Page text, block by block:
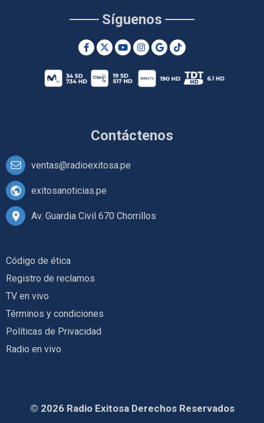
Contáctenos
ventas@radioexitosa.pe
exitosanoticias.pe
Av. Guardia Civil 670 Chorrillos
Síguenos
Código de ética
Registro de reclamos
TV en vivo
Términos y condiciones
Políticas de Privacidad
Radio en vivo
© 2026 Radio Exitosa Derechos Reservados